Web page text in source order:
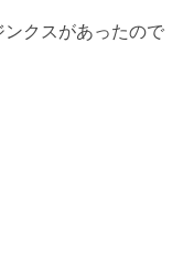
クスがあったので